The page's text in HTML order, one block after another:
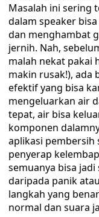
Masalah ini sering
dalam speaker
dan menghambat
jernih. Nah,
malah nekat pakai
makin rusak!), ada
efektif yang bisa
mengeluarkan air
tepat, air bisa
komponen
aplikasi pembersih
penyerap
semuanya bisa
daripada panik
langkah yang
normal dan suara